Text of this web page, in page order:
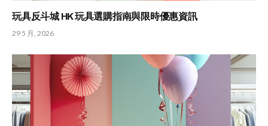
玩具反斗城 HK 玩具選購指南與限時優惠資訊
29 5 月, 2026